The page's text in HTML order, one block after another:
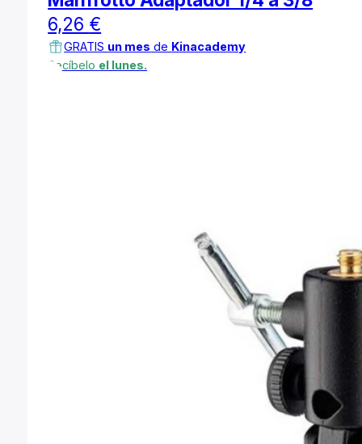
6,26 €
GRATIS un mes de Kinacademy
Recíbelo el lunes.